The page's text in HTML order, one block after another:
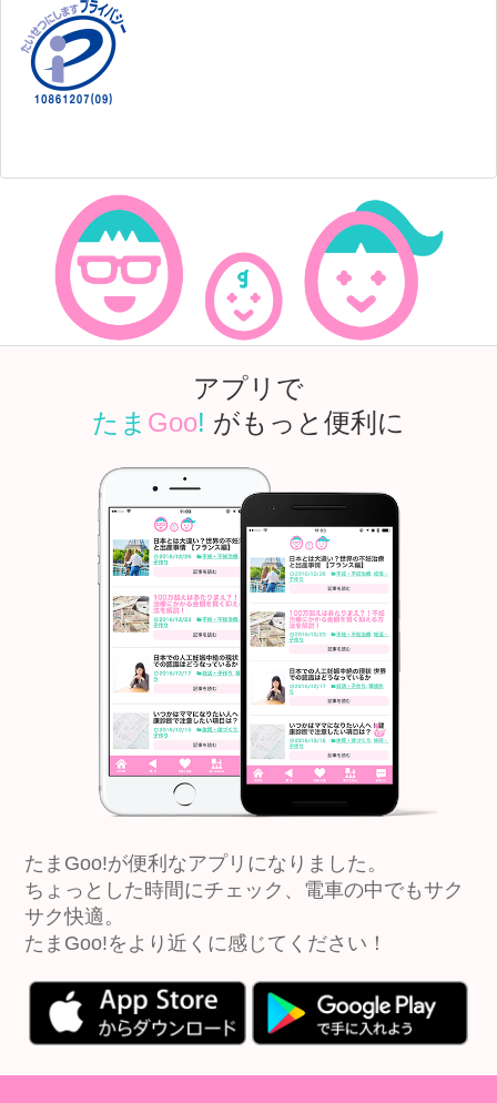
アプリで
たま Goo! がもっと便利に
たまGoo!が便利なアプリになりました。
ちょっとした時間にチェック、電車の中でもサク
サク快適。
たまGoo!をより近くに感じてください！